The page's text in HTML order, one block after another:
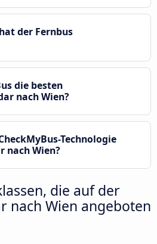
der Fernbus
die besten
nach Wien?
Technologie
nach Wien?
die auf der
nach Wien angeboten